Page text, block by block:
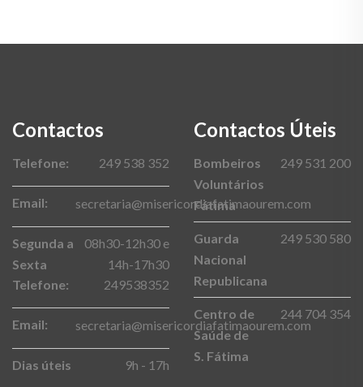
Contactos
Telefone: 249 538 352
Email: secretaria@misericordiafatimaourem.com
Segunda a
Sexta
08h30-12h30 e
14h-17h30
Telefone:
249538352
Email: secretaria@misericordiafatimaourem.com
Dias úteis 9h - 17h
Contactos Úteis
Bombeiros
Voluntários
Fátima
249 531 200
Guarda
Nacional
Republicana
249 530 580
Centro de
Saúde de
S. Fátima
244 704 354